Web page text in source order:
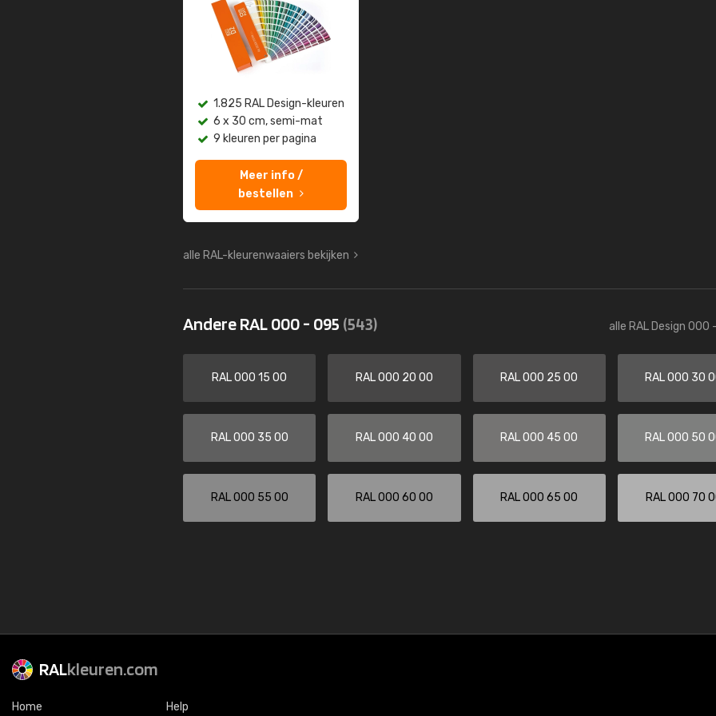
1.825 RAL Design-kleuren
6 x 30 cm, semi-mat
9 kleuren per pagina
Meer info /
bestellen
alle RAL-kleurenwaaiers bekijken
Andere RAL 000 - 095 (543) alle RAL Design 000
RAL 000 15 00 RAL 000 20 00 RAL 000 25 00 RAL 000 30
RAL 000 35 00 RAL 000 40 00 RAL 000 45 00 RAL 000 50
RAL 000 55 00 RAL 000 60 00 RAL 000 65 00 RAL 000 70
RALkleuren.com
Home Help